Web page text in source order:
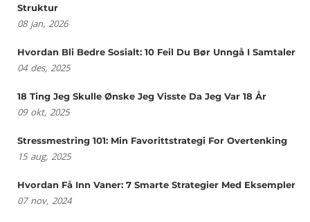
Struktur
08 jan, 2026
Hvordan Bli Bedre Sosialt: 10 Feil Du Bør Unngå I Samtaler
04 des, 2025
18 Ting Jeg Skulle Ønske Jeg Visste Da Jeg Var 18 År
09 okt, 2025
Stressmestring 101: Min Favorittstrategi For Overtenking
15 aug, 2025
Hvordan Få Inn Vaner: 7 Smarte Strategier Med Eksempler
07 nov, 2024